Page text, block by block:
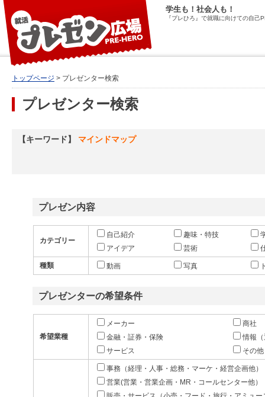
学生も！社会人も！
『プレひろ』で就職に向けての自己
トップページ > プレゼンター検索
プレゼンター検索
【キーワード】 マインドマップ
プレゼン内容
カテゴリー
自己紹介 趣味・特技
アイデア
芸術
種類 動画 写真
プレゼンターの希望条件
希望業種
メーカー
商社
金融・証券・保険
情報
サービス
その他
事務（経理・人事・総務・マーケ・経営企画他）
営業(営業・営業企画・MR・コールセンター他）